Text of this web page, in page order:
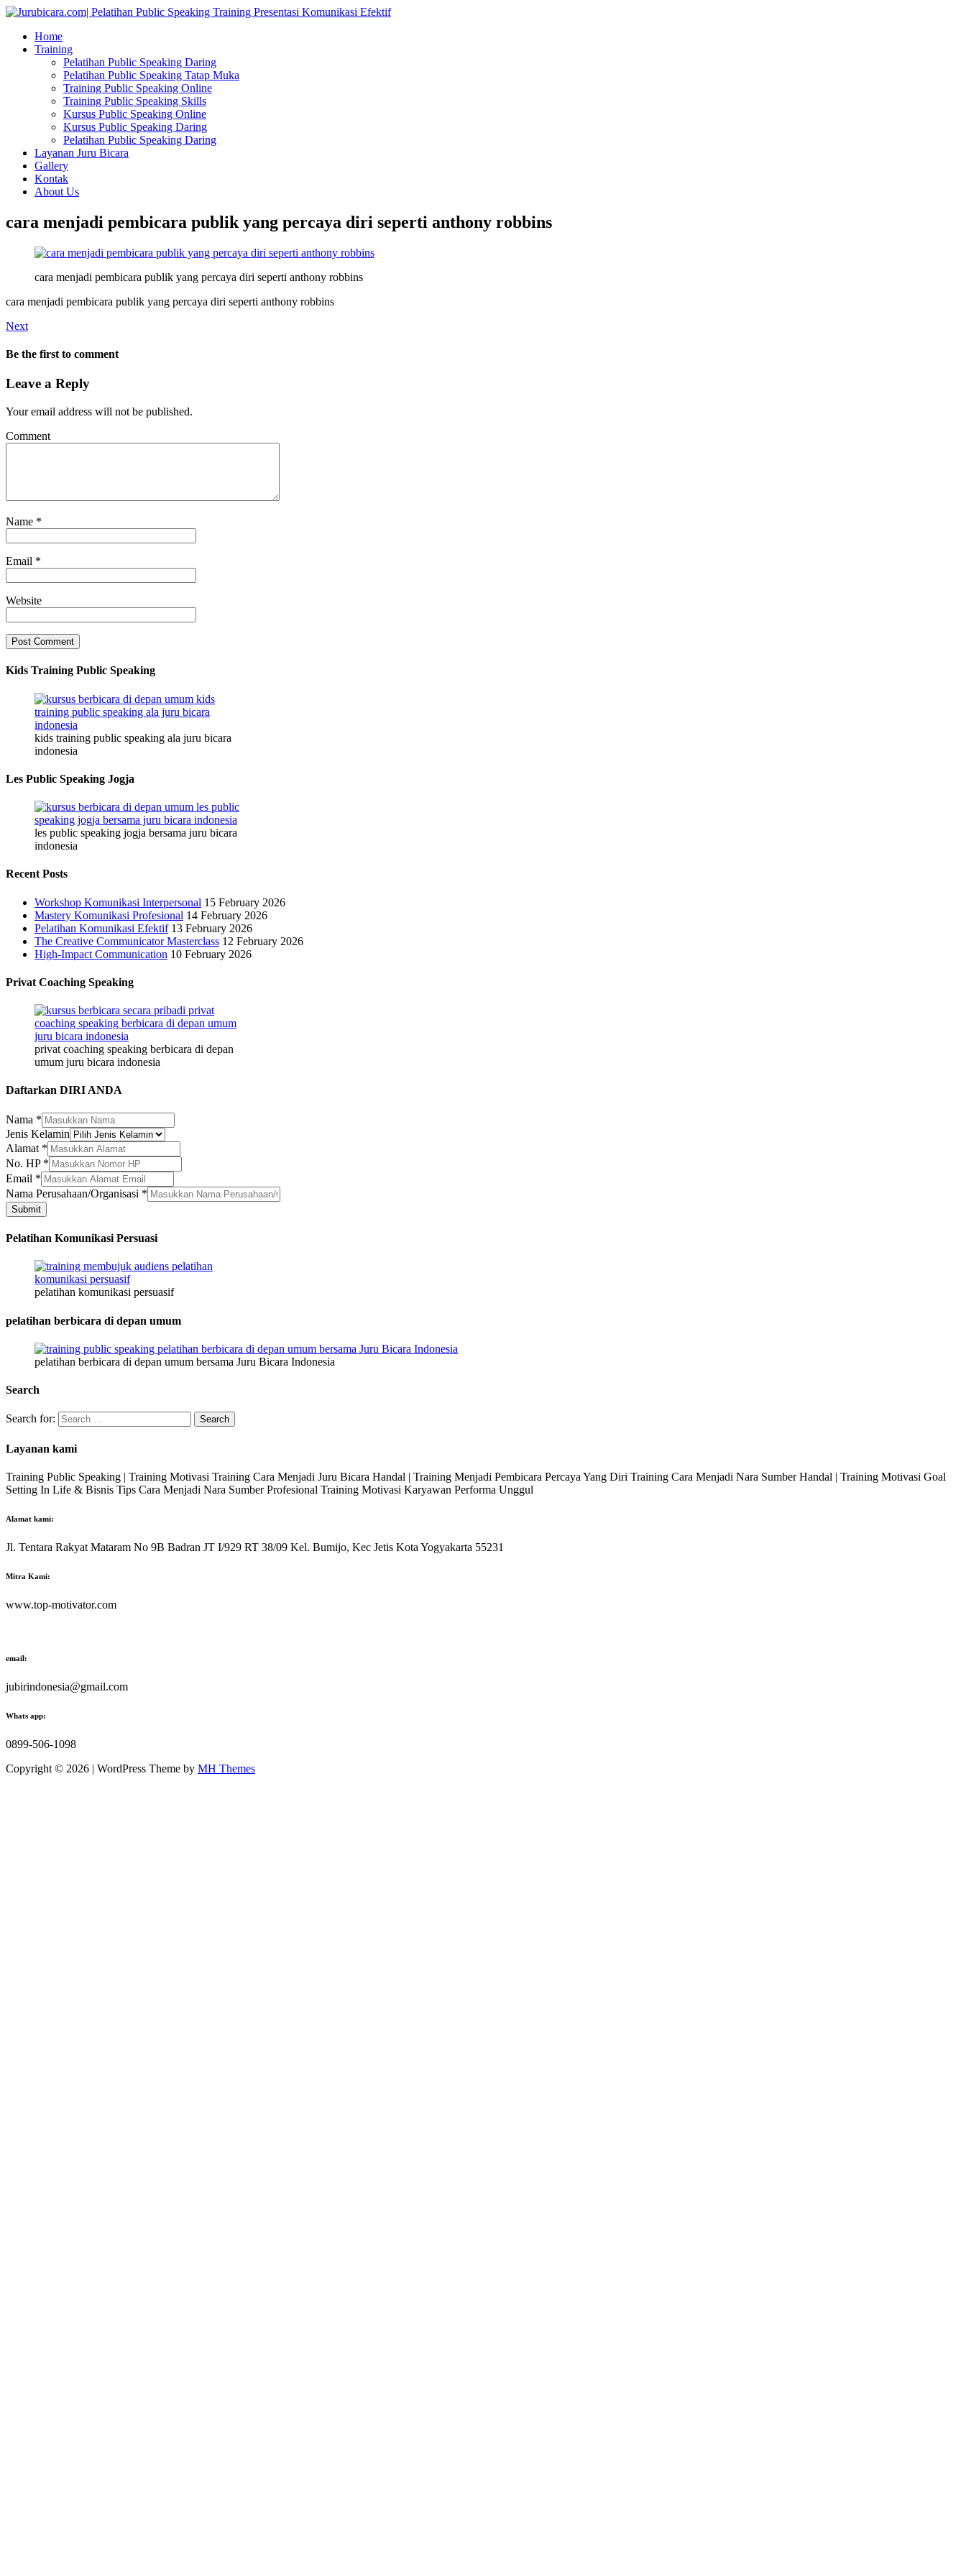
Home
Training
Pelatihan Public Speaking Daring
Pelatihan Public Speaking Tatap Muka
Training Public Speaking Online
Training Public Speaking Skills
Kursus Public Speaking Online
Kursus Public Speaking Daring
Pelatihan Public Speaking Daring
Layanan Juru Bicara
Gallery
Kontak
About Us
cara menjadi pembicara publik yang percaya diri seperti anthony robbins
cara menjadi pembicara publik yang percaya diri seperti anthony robbins
cara menjadi pembicara publik yang percaya diri seperti anthony robbins
Next
Be the first to comment
Leave a Reply
Your email address will not be published.
Comment
Name *
Email *
Website
Kids Training Public Speaking
kids training public speaking ala juru bicara
indonesia
Les Public Speaking Jogja
les public speaking jogja bersama juru bicara
indonesia
Recent Posts
Workshop Komunikasi Interpersonal 15 February 2026
Mastery Komunikasi Profesional 14 February 2026
Pelatihan Komunikasi Efektif 13 February 2026
The Creative Communicator Masterclass 12 February 2026
High-Impact Communication 10 February 2026
Privat Coaching Speaking
privat coaching speaking berbicara di depan
umum juru bicara indonesia
Daftarkan DIRI ANDA
Nama *
No.
Nama
Alamat
Jenis Kelamin
Alamat *
No. HP *
Email *
Nama Perusahaan/Organisasi *
Submit
Pelatihan Komunikasi Persuasi
pelatihan komunikasi persuasif
pelatihan berbicara di depan umum
pelatihan berbicara di depan umum bersama Juru Bicara Indonesia
Search
Search for:
Layanan kami
Training Public Speaking | Training Motivasi Training Cara Menjadi Juru Bicara Handal | Training Menjadi Pembicara Percaya Yang Diri Training Cara Menjadi Nara Sumber Handal | Training Motivasi Goal
Setting In Life & Bisnis Tips Cara Menjadi Nara Sumber Profesional Training Motivasi Karyawan Performa Unggul
Alamat kami:
Jl. Tentara Rakyat Mataram No 9B Badran JT I/929 RT 38/09 Kel. Bumijo, Kec Jetis Kota Yogyakarta 55231
Mitra Kami:
www.top-motivator.com
email:
jubirindonesia@gmail.com
Whats app:
0899-506-1098
Copyright © 2026 | WordPress Theme by MH Themes